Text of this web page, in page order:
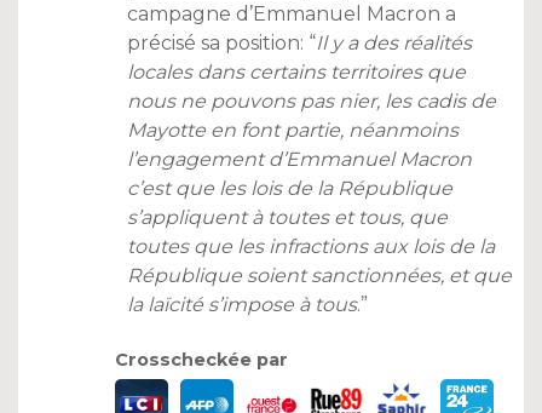
campagne d’Emmanuel Macron a
précisé sa position: “Il y a des réalités
locales dans certains territoires que
nous ne pouvons pas nier, les cadis de
Mayotte en font partie, néanmoins
l’engagement d’Emmanuel Macron
c’est que les lois de la République
s’appliquent à toutes et tous, que
toutes que les infractions aux lois de la
République soient sanctionnées, et que
la laïcité s’impose à tous.”
Crosscheckée par